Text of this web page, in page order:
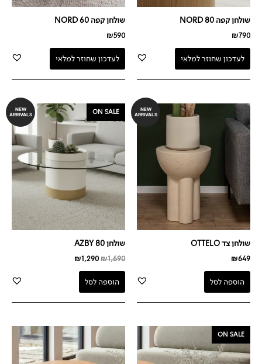
שולחן קפה NORD 80
₪790
לעדכון שחוזר למלאי
שולחן קפה NORD 60
₪590
לעדכון שחוזר למלאי
NEW
ARRIVALS
שולחן צד OTTELO
₪649
הוספה לסל
ON SALE
NEW
ARRIVALS
שולחן AZBY 80
₪1,690
המחיר
המקורי
היה:
₪1,690.
₪1,290
המחיר
הנוכחי
הוא:
₪1,290.
הוספה לסל
ON SALEהמחיר
המקורי
היה:
₪1,290.
הוא:
₪990.